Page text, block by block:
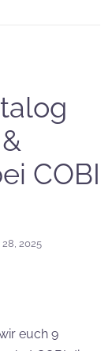
COBI
28, 2025
euch 9